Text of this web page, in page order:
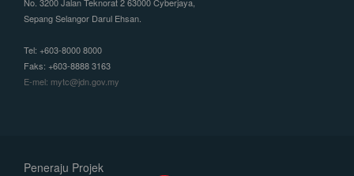
Sepang Selangor Darul Ehsan.
Tel: +603-8000 8000
Faks: +603-8888 3163
E-mel: mytc@jdn.gov.my
Peneraju Projek